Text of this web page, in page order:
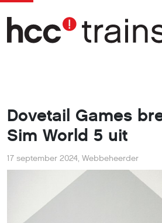
Dovetail Games
Sim World 5 uit
17 september 2024, Webbeheerder